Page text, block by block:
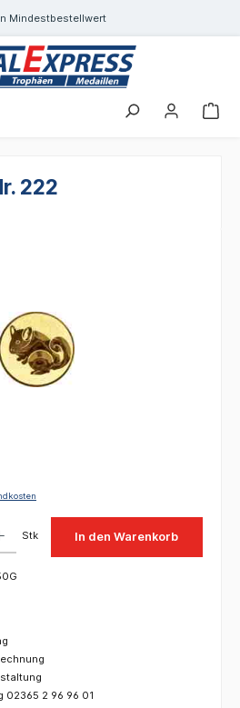
Mindestbestellwert
222
Stk In den Warenkorb
02365 2 96 96 01